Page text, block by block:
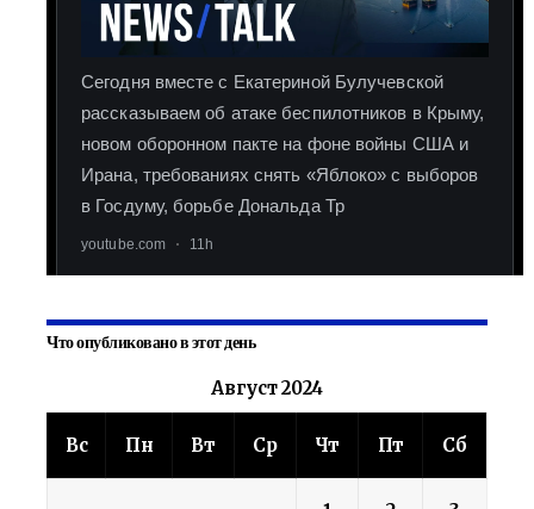
Что опубликовано в этот день
Август 2024
Вс Пн Вт Ср Чт Пт Сб